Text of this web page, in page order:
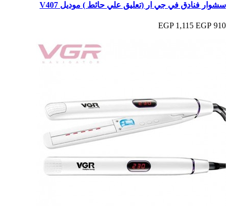
سشوار فنادق في جي ار (تعليق علي حائط ) موديل V407
910 EGP
1,115 EGP